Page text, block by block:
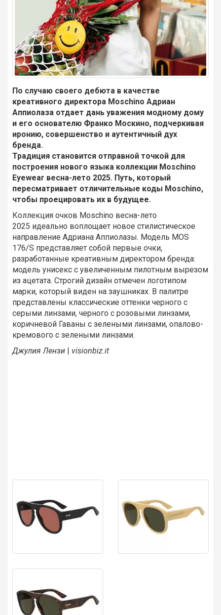
По случаю своего дебюта в качестве
креативного директора Moschino Адриан
Аппиолаза отдает дань уважения модному дому
и его основателю Франко Москино, подчеркивая
иронию, совершенство и аутентичный дух
бренда.
Традиция становится отправной точкой для
построения нового языка коллекции Moschino
Eyewear весна-лето 2025. Путь, который
пересматривает отличительные коды Moschino,
чтобы проецировать их в будущее.
Коллекция очков Moschino весна-лето
2025 идеально воплощает новое стилистическое
направление Адриана Аппиолазы. Модель MOS
176/S представляет собой первые очки,
разработанные креативным директором бренда:
модель унисекс с увеличенным пилотным вырезом
из ацетата. Строгий дизайн отмечен логотипом
марки, который виден на заушниках. В палитре
представлены классические оттенки черного с
серыми линзами, черного с розовыми линзами,
коричневой Гаваны с зелеными линзами, опалово-
кремового с зелеными линзами.
Джулия Лензи | visionbiz.it